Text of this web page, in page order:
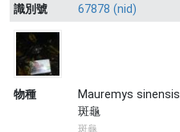
識別號
67878 (nid)
物種
Mauremys sinensis
斑龜
斑龜